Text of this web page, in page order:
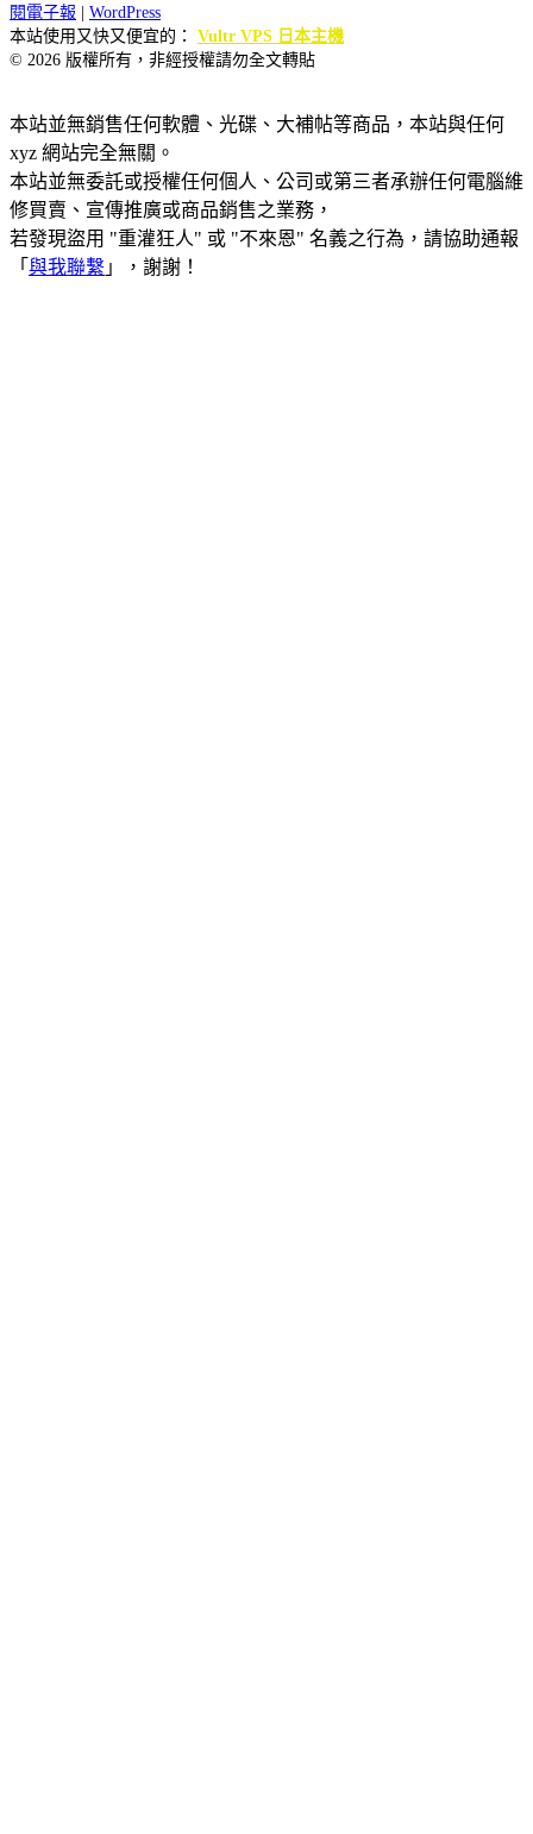
閱電子報
WordPress
本站使用又快又便宜的： Vultr VPS 日本主機
© 2026 版權所有，非經授權請勿全文轉貼
本站並無銷售任何軟體、光碟、大補帖等商品，本站與任何
xyz 網站完全無關。
本站並無委託或授權任何個人、公司或第三者承辦任何電腦維
修買賣、宣傳推廣或商品銷售之業務，
若發現盜用 "重灌狂人" 或 "不來恩" 名義之行為，請協助通報
「 與我聯繫 」，謝謝！